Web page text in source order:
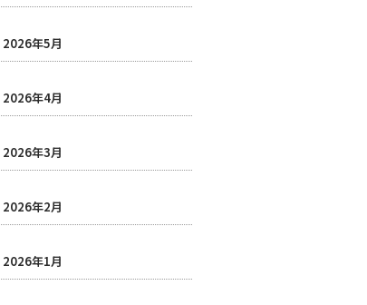
2026年5月
2026年4月
2026年3月
2026年2月
2026年1月